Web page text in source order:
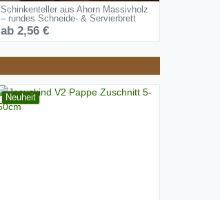
Schinkenteller aus Ahorn Massivholz
– rundes Schneide- & Servierbrett
ab 2,56 €
Neuheit